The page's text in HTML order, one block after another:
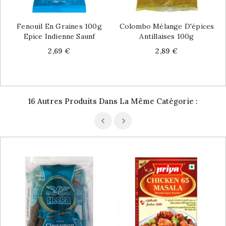
Fenouil En Graines 100g
Epice Indienne Saunf
Price
2,69 €
Colombo Mélange D'épices
Antillaises 100g
Price
2,89 €
16 Autres Produits Dans La Même Catégorie :